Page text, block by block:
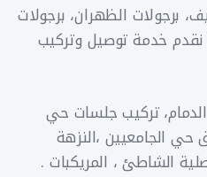
برجولات الظهران، برجولات
نقدم خدمة توصيل وتركيب
تركيب جلسات حي
حي الجامعيين ،النزهة
الشاطئ ، المريكبات .